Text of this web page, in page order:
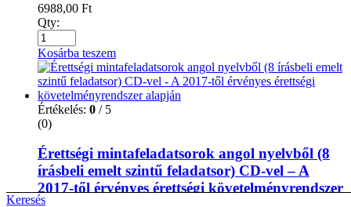
6988,00 Ft
Qty:
Kosárba teszem
Értékelés: 0 / 5
(0)
Érettségi mintafeladatsorok angol nyelvből (8
írásbeli emelt szintű feladatsor) CD-vel – A
2017-től érvényes érettségi követelményrendszer
Keresés